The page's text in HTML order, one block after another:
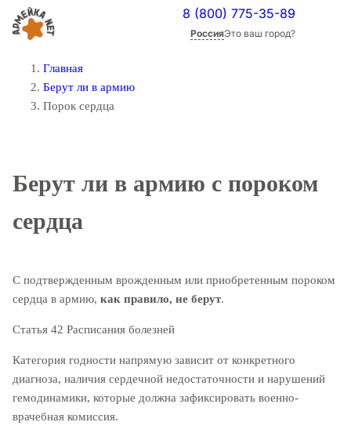
8 (800) 775-35-89
РоссияЭто ваш город?
Главная
Берут ли в армию
Порок сердца
Берут ли в армию с пороком
сердца
С подтвержденным врожденным или приобретенным пороком
сердца в армию, как правило, не берут.
Статья 42 Расписания болезней
Категория годности напрямую зависит от конкретного
диагноза, наличия сердечной недостаточности и нарушений
гемодинамики, которые должна зафиксировать военно-
врачебная комиссия.